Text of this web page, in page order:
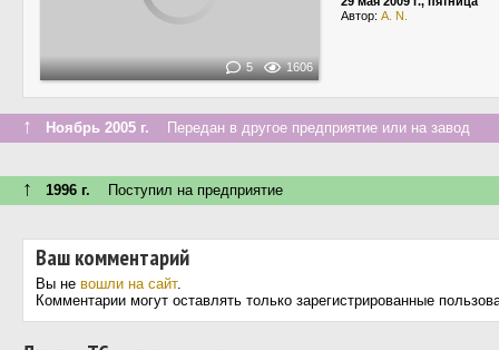
5 1606
Автор: A. N.
↑ Ноябрь 2005 г. Передан в другое предприятие или на завод
↑ 1996 г. Поступил на предприятие
Ваш комментарий
Вы не вошли на сайт.
Комментарии могут оставлять только зарегистрированные